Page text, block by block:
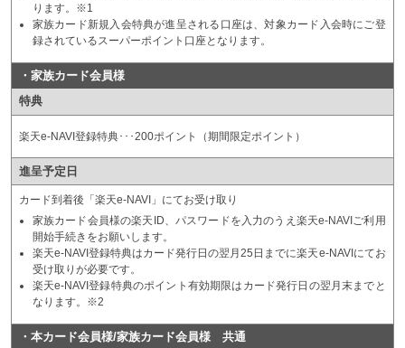
ります。※1
家族カード新規入会特典が進呈される口座は、対象カード入会時にご登
録されているスーパーポイント口座となります。
・家族カード会員様
特典
楽天e-NAVI登録特典･･･200ポイント（期間限定ポイント）
進呈予定日
カード到着後「楽天e-NAVI」にてお受け取り
家族カード会員様の楽天ID、パスワードを入力のうえ楽天e-NAVIご利用
開始手続きをお願いします。
楽天e-NAVI登録特典はカード発行日の翌月25日までに楽天e-NAVIにてお
受け取りが必要です。
楽天e-NAVI登録特典のポイント有効期限はカード発行日の翌月末までと
なります。※2
・本カード会員様/家族カード会員様 共通